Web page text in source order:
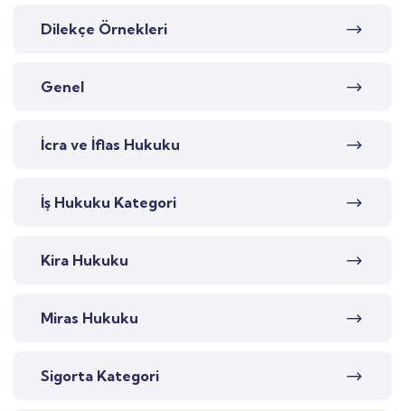
Dilekçe Örnekleri
Genel
İcra ve İflas Hukuku
İş Hukuku Kategori
Kira Hukuku
Miras Hukuku
Sigorta Kategori